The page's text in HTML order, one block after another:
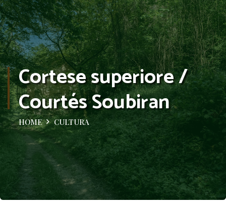
Cortese superiore /
Courtés Soubiran
HOME CULTURA